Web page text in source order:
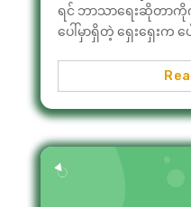
ရင် ဘာသာရေးဆိုတာကိုက
ပေါ်မှာရှိတဲ့ ရှေးရှေးက ပ